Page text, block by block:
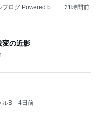
ログ Powered by
21時間前
変の近影
ルB 4日前